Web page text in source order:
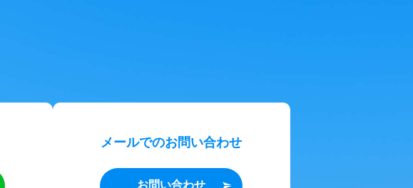
メールでのお問い合わせ
お問い合わせ